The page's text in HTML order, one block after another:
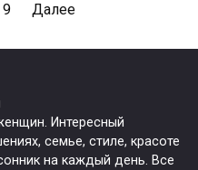
9 Далее
Интересный
семье, стиле, красоте
на каждый день. Все